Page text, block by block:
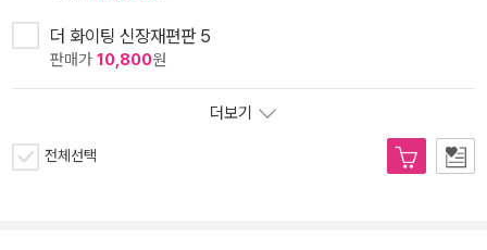
더 화이팅 신장재편판 5
판매가 10,800원
더보기
전체선택